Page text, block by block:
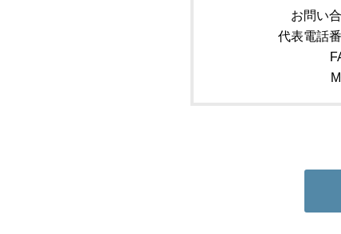
お問い
代表電話